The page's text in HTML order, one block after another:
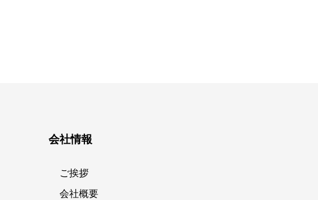
会社情報
ご挨拶
会社概要